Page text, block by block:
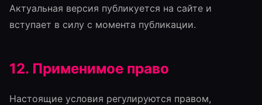
Актуальная версия публикуется на сайте и
вступает в силу с момента публикации.
12. Применимое право
Настоящие условия регулируются правом,